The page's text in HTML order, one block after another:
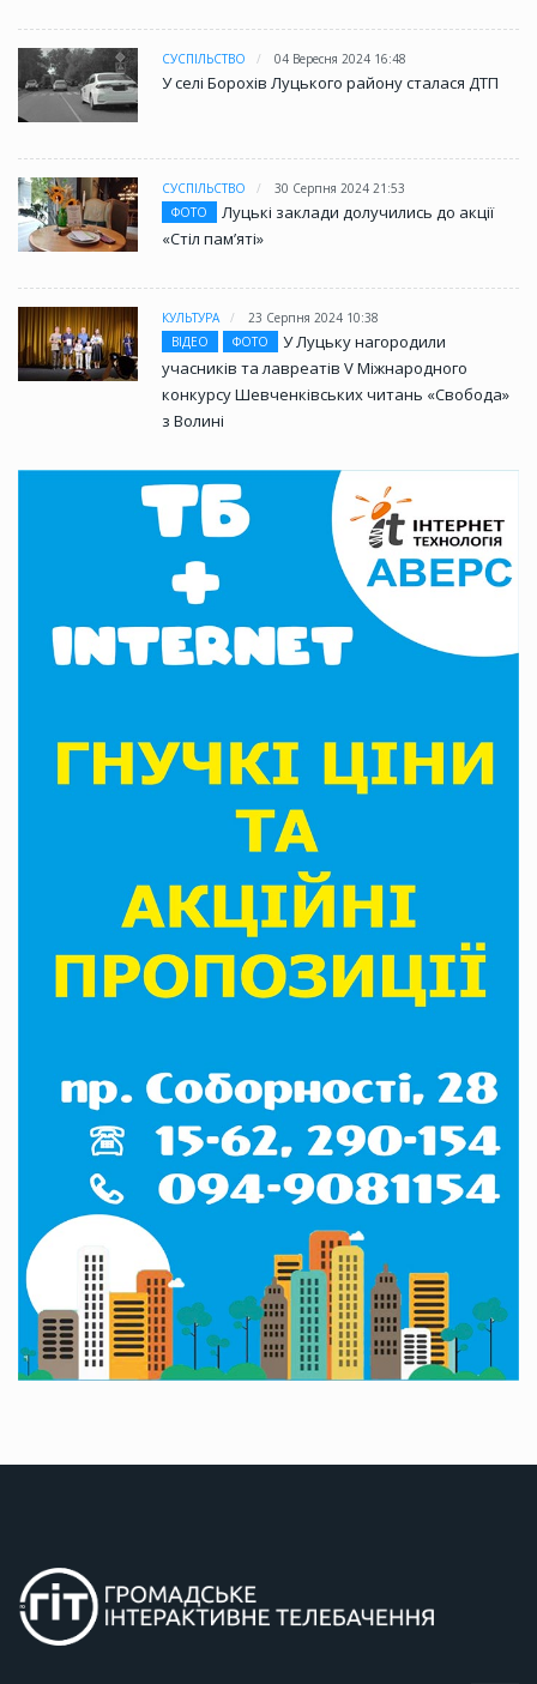
СУСПІЛЬСТВО 04 Вересня 2024 16:48
У селі Борохів Луцького району сталася ДТП
СУСПІЛЬСТВО
30 Серпня 2024 21:53
ФОТО
Луцькі заклади долучились до акції
«Стіл памʼяті»
КУЛЬТУРА
23 Серпня 2024 10:38
ВІДЕО
ФОТО
У Луцьку нагородили
учасників та лавреатів V Міжнародного
конкурсу Шевченківських читань «Свобода»
з Волині